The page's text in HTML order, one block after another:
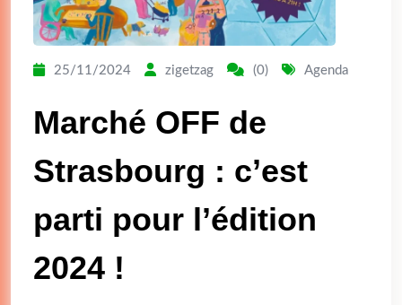
25/11/2024 zigetzag (0) Agenda
Marché OFF de
Strasbourg : c’est
parti pour l’édition
2024 !